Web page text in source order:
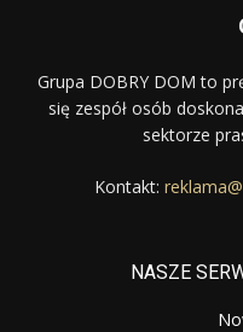
Grupa DOBRY DOM to
się zespół osób
sektorze
Kontakt:
NASZE